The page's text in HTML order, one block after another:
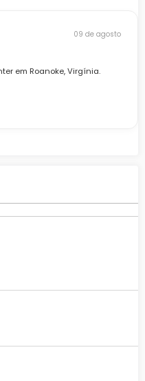
09 de agosto
em Roanoke, Virgínia.